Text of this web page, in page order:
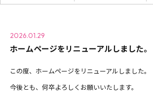
2026.01.29
ホームページをリニューアルしました。
この度、ホームページをリニューアルしました。
今後とも、何卒よろしくお願いいたします。